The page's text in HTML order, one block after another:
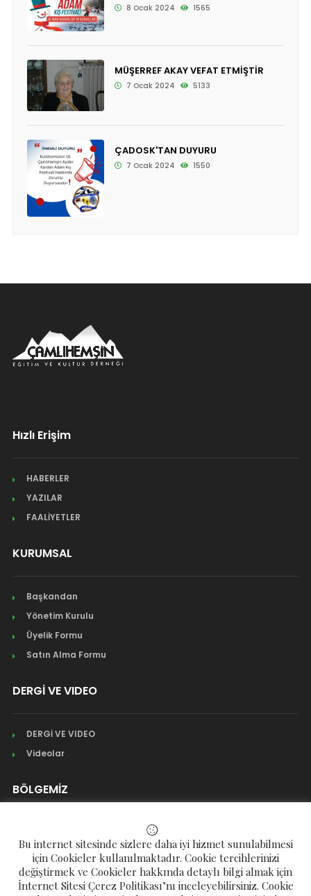
8 Ocak 2024 1565
MÜŞERREF AKAY VEFAT ETMİŞTİR
7 Ocak 2024 5133
ÇADOSK'TAN DUYURU
7 Ocak 2024 1550
Hızlı Erişim
HABERLER
YAZILAR
FAALİYETLER
KURUMSAL
Başkandan
Yönetim Kurulu
Üyelik Formu
Satın Alma Formu
DERGİ VE VIDEO
DERGİ VE VIDEO
Videolar
BÖLGEMİZ
Köyler
Yaylalar
Bu internet sitesinde sizlere daha iyi hizmet sunulabilmesi
için Cookieler kullanılmaktadır. Cookie tercihlerinizi
değiştirmek ve Cookieler hakkında detaylı bilgi almak için
İnternet Sitesi Çerez Politikası’nı inceleyebilirsiniz. Cookie